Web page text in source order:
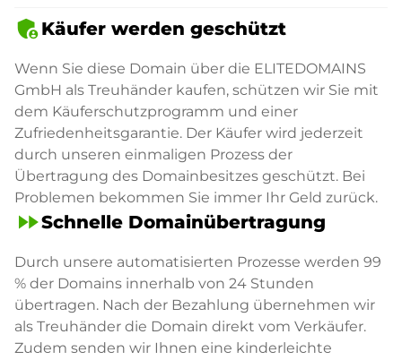
admin_panel_settingsKäufer werden geschützt
Wenn Sie diese Domain über die ELITEDOMAINS
GmbH als Treuhänder kaufen, schützen wir Sie mit
dem Käuferschutzprogramm und einer
Zufriedenheitsgarantie. Der Käufer wird jederzeit
durch unseren einmaligen Prozess der
Übertragung des Domainbesitzes geschützt. Bei
Problemen bekommen Sie immer Ihr Geld zurück.
fast_forwardSchnelle Domainübertragung
Durch unsere automatisierten Prozesse werden 99
% der Domains innerhalb von 24 Stunden
übertragen. Nach der Bezahlung übernehmen wir
als Treuhänder die Domain direkt vom Verkäufer.
Zudem senden wir Ihnen eine kinderleichte